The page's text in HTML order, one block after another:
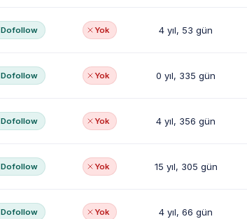
Dofollow Yok 4 yıl, 53 gün
Dofollow Yok 0 yıl, 335 gün
Dofollow Yok 4 yıl, 356 gün
Dofollow Yok 15 yıl, 305 gün
Dofollow Yok 4 yıl, 66 gün